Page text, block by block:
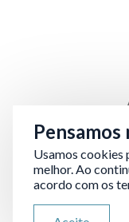
Área
Pensamos
Usamos cookies
melhor. Ao
acordo com os